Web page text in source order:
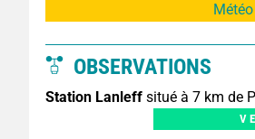
OBSERVATIONS
Station Lanleff situé à 7 km de